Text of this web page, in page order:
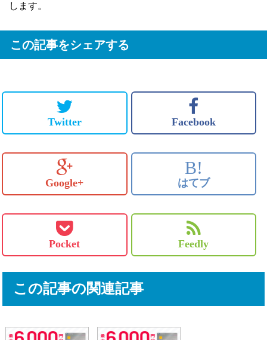
します。
この記事をシェアする
Twitter Facebook
Google+
B!
はてブ
Pocket Feedly
この記事の関連記事